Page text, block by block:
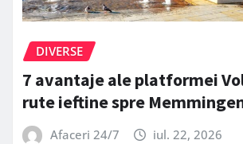
DIVERSE
7 avantaje ale platformei
rute ieftine spre
Afaceri 24/7 iul. 22, 2026